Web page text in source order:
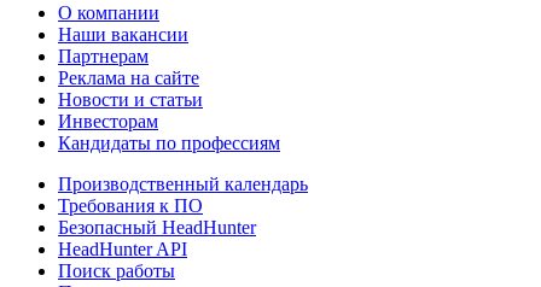
О компании
Наши вакансии
Партнерам
Реклама на сайте
Новости и статьи
Инвесторам
Кандидаты по профессиям
Производственный календарь
Требования к ПО
Безопасный HeadHunter
HeadHunter API
Поиск работы